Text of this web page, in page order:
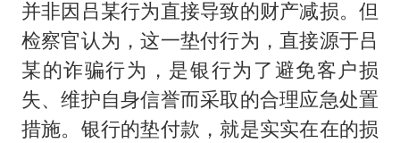
并非因吕某行为直接导致的财产减损。但
检察官认为，这一垫付行为，直接源于吕
某的诈骗行为，是银行为了避免客户损
失、维护自身信誉而采取的合理应急处置
措施。银行的垫付款，就是实实在在的损